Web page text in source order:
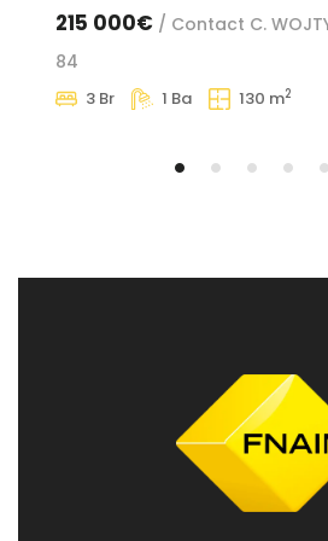
215 000€ / Contact C.
84
3 Br 1 Ba 130 m2